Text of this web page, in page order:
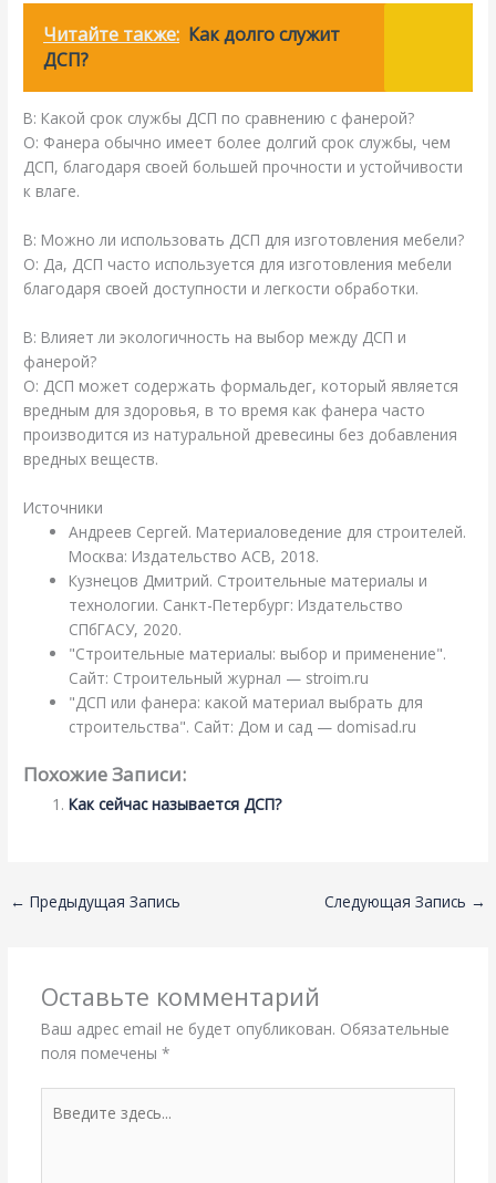
Читайте также: Как долго служит
ДСП?
В: Какой срок службы ДСП по сравнению с фанерой?
О: Фанера обычно имеет более долгий срок службы, чем
ДСП, благодаря своей большей прочности и устойчивости
к влаге.
В: Можно ли использовать ДСП для изготовления мебели?
О: Да, ДСП часто используется для изготовления мебели
благодаря своей доступности и легкости обработки.
В: Влияет ли экологичность на выбор между ДСП и
фанерой?
О: ДСП может содержать формальдег, который является
вредным для здоровья, в то время как фанера часто
производится из натуральной древесины без добавления
вредных веществ.
Источники
Андреев Сергей. Материаловедение для строителей.
Москва: Издательство АСВ, 2018.
Кузнецов Дмитрий. Строительные материалы и
технологии. Санкт-Петербург: Издательство
СПбГАСУ, 2020.
"Строительные материалы: выбор и применение".
Сайт: Строительный журнал — stroim.ru
"ДСП или фанера: какой материал выбрать для
строительства". Сайт: Дом и сад — domisad.ru
Похожие Записи:
Как сейчас называется ДСП?
← Предыдущая Запись Следующая Запись →
Оставьте комментарий
Ваш адрес email не будет опубликован. Обязательные
поля помечены *
здесь...